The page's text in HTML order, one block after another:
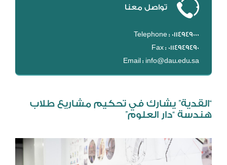
DL
MYAES
تواصل معنا
Telephone : 0114949000
Fax : 0114949490
Email : info@dau.edu.sa
“القدية” يشارك في تحكيم مشاريع طلاب
هندسة “دار العلوم”